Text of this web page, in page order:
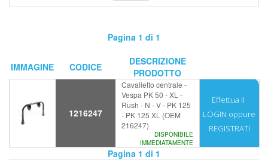
Pagina 1 di 1
IMMAGINE CODICE
DESCRIZIONE
PRODOTTO
1216247
Cavalletto centrale -
Vespa PK 50 - XL -
Rush - N - V - PK 125
- PK 125 XL (OEM
216247)
DISPONIBILE
IMMEDIATAMENTE
Effettua il
LOGIN oppure
REGISTRATI
Pagina 1 di 1